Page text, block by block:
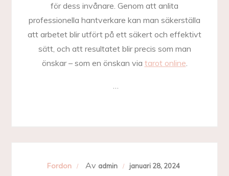
för dess invånare. Genom att anlita
professionella hantverkare kan man säkerställa
att arbetet blir utfört på ett säkert och effektivt
sätt, och att resultatet blir precis som man
önskar – som en önskan via tarot online.
…
Fordon Av admin januari 28, 2024